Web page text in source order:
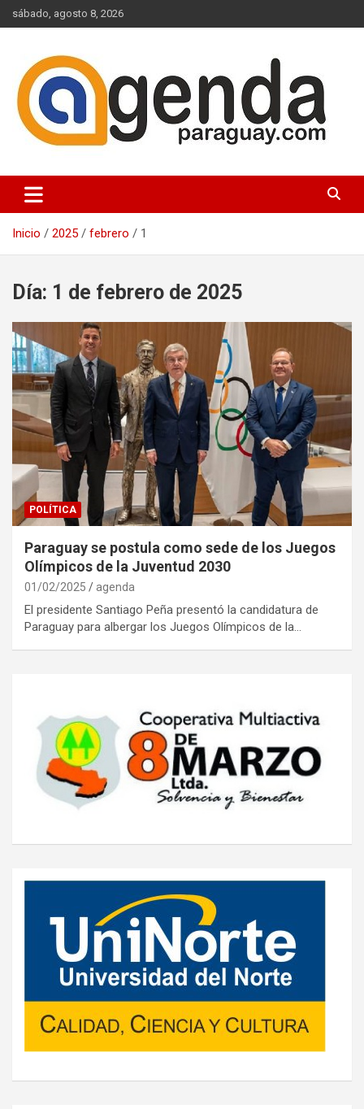
Saltar
al
sábado, agosto 8, 2026
Agenda Paraguay
Inicio 2025 febrero 1
Día: 1 de febrero de 2025
POLÍTICA
Paraguay se postula como sede de los Juegos
Olímpicos de la Juventud 2030
01/02/2025 agenda
El presidente Santiago Peña presentó la candidatura de
Paraguay para albergar los Juegos Olímpicos de la…